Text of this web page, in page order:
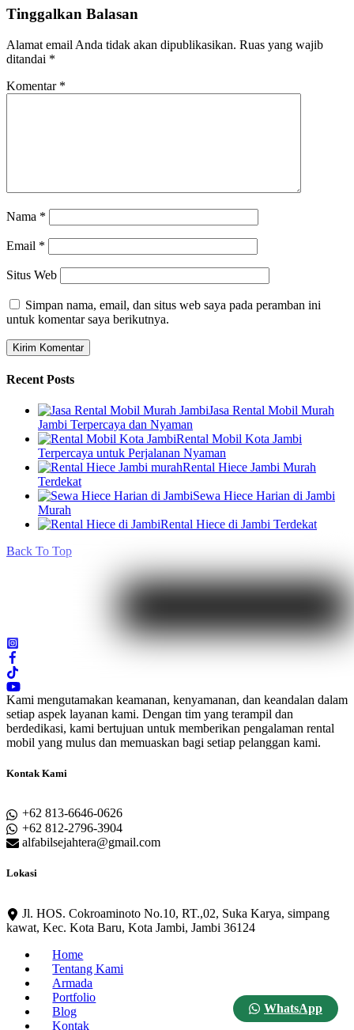
WhatsApp
Tinggalkan Balasan
Alamat email Anda tidak akan dipublikasikan. Ruas yang wajib
ditandai *
Komentar *
Nama *
Email *
Situs Web
Simpan nama, email, dan situs web saya pada peramban ini
untuk komentar saya berikutnya.
Recent Posts
Jasa Rental Mobil Murah
Jambi Terpercaya dan Nyaman
Rental Mobil Kota Jambi
Terpercaya untuk Perjalanan Nyaman
Rental Hiece Jambi Murah
Terdekat
Sewa Hiece Harian di Jambi
Murah
Rental Hiece di Jambi Terdekat
Back To Top
Kami mengutamakan keamanan, kenyamanan, dan keandalan dalam
setiap aspek layanan kami. Dengan tim yang terampil dan
berdedikasi, kami bertujuan untuk memberikan pengalaman rental
mobil yang mulus dan memuaskan bagi setiap pelanggan kami.
Kontak Kami
+62 813-6646-0626
+62 812-2796-3904
alfabilsejahtera@gmail.com
Lokasi
Jl. HOS. Cokroaminoto No.10, RT.,02, Suka Karya, simpang
kawat, Kec. Kota Baru, Kota Jambi, Jambi 36124
Home
Tentang Kami
Armada
Portfolio
Blog
Kontak